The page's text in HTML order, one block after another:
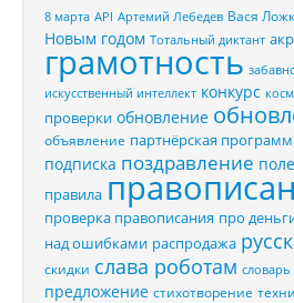
8 марта API Артемий Лебедев Вася
Новым годом Тотальный диктант
грамотность
искусственный интеллект конкурс
проверки обновление
объявление партнёрская
подписка поздравление
правила
проверка правописания про
над ошибками распродажа
скидки слава роботам словарь
предложение стихотворение